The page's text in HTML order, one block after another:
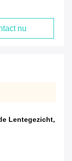
nu
Lentegezicht,